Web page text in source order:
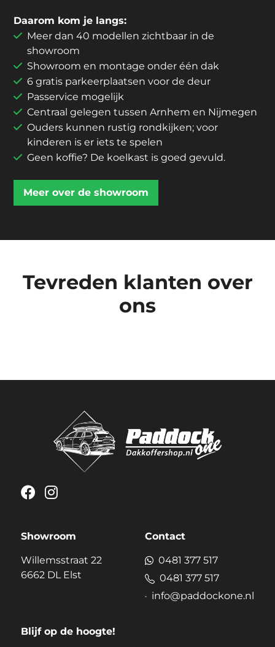
Daarom kom je langs:
Meer dan 40 modellen zichtbaar in de
showroom
Showroom en montage onder één dak
6 gratis parkeerplaatsen voor de deur
Passervice mogelijk
Centraal gelegen tussen Arnhem en Nijmegen
Ouders kunnen rustig rondkijken; voor
kinderen is er iets te spelen
Geen koffie? De koelkast is goed gevuld.
Meer over de showroom
Tevreden klanten over
ons
Showroom
Willemsstraat 22
6662 DL Elst
Contact
0481 377 517
0481 377 517
info@paddockone.nl
Blijf op de hoogte!